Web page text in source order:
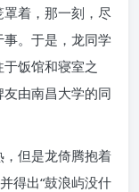
着，那一刻，尽
。于是，龙同学
饭馆和寝室之
由南昌大学的同
但是龙倚腾抱着
得出“鼓浪屿没什